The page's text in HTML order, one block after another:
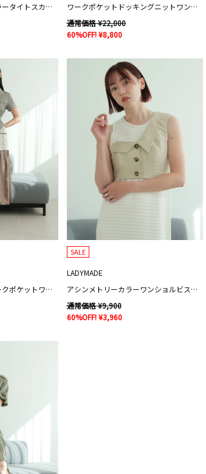
ワークポケットバイカラータイトスカート
ワークポケットドッキングニットワンピース
通常価格 ¥22,000
60%OFF! ¥8,800
メッシュレイヤードワークポケットワンピース
SALE
LADYMADE
アシンメトリーカラーワンショルビスチェ
通常価格 ¥9,900
60%OFF! ¥3,960